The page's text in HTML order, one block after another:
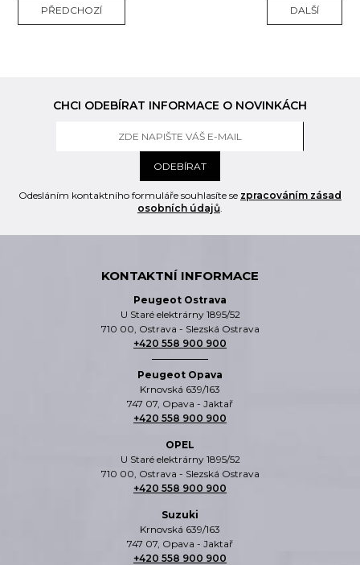
DALŠÍ
PŘEDCHOZÍ
CHCI ODEBÍRAT INFORMACE O NOVINKÁCH
ODEBÍRAT
Odesláním kontaktního formuláře souhlasíte se zpracováním zásad
osobních údajů
KONTAKTNÍ INFORMACE
Peugeot Ostrava
U Staré elektrárny 1895/52
710 00, Ostrava - Slezská Ostrava
+420 558 900 900
Peugeot Opava
Krnovská 639/163
747 07, Opava - Jaktař
+420 558 900 900
OPEL
U Staré elektrárny 1895/52
710 00, Ostrava - Slezská Ostrava
+420 558 900 900
Suzuki
Krnovská 639/163
747 07, Opava - Jaktař
+420 558 900 900